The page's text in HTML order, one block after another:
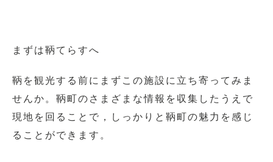
まずは鞆てらすへ
鞆を観光する前にまずこの施設に立ち寄ってみま
せんか。鞆町のさまざまな情報を収集したうえで
現地を回ることで，しっかりと鞆町の魅力を感じ
ることができます。